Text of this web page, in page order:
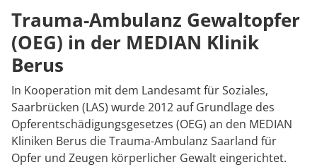
Blog
Karriere
Trauma-Ambulanz Gewaltopfer
(OEG) in der MEDIAN Klinik
Berus
In Kooperation mit dem Landesamt für Soziales,
Saarbrücken (LAS) wurde 2012 auf Grundlage des
Opferentschädigungsgesetzes (OEG) an den MEDIAN
Kliniken Berus die Trauma-Ambulanz Saarland für
Opfer und Zeugen körperlicher Gewalt eingerichtet.